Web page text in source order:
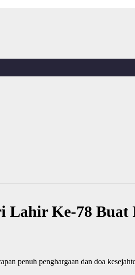
Lahir Ke-78
penuh penghargaan dan doa